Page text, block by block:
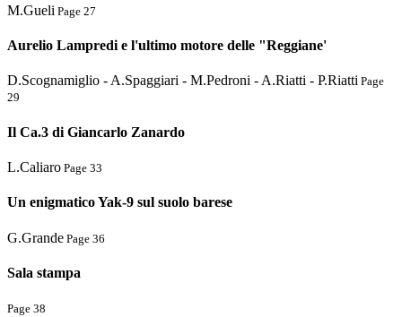
M.Gueli Page 27
Aurelio Lampredi e l'ultimo motore delle "Reggiane'
D.Scognamiglio - A.Spaggiari - M.Pedroni - A.Riatti - P.Riatti Page
29
Il Ca.3 di Giancarlo Zanardo
L.Caliaro Page 33
Un enigmatico Yak-9 sul suolo barese
G.Grande Page 36
Sala stampa
Page 38